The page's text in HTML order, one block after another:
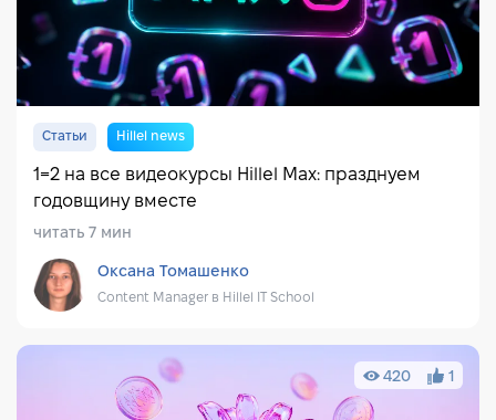
Тестирование Дизайн
Менеджмент HR & рекрутинг Cybersecurity
Статьи Hillel news
1=2 на все видеокурсы Hillel Max: празднуем
годовщину вместе
читать 7 мин
Оксана Томашенко
Content Manager в Hillel IT School
420 1